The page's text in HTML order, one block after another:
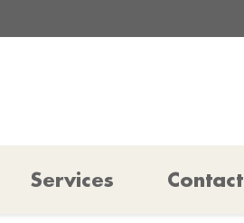
Services Contact